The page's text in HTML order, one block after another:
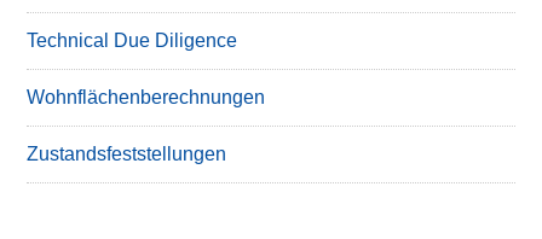
Technical Due Diligence
Wohnflächenberechnungen
Zustandsfeststellungen